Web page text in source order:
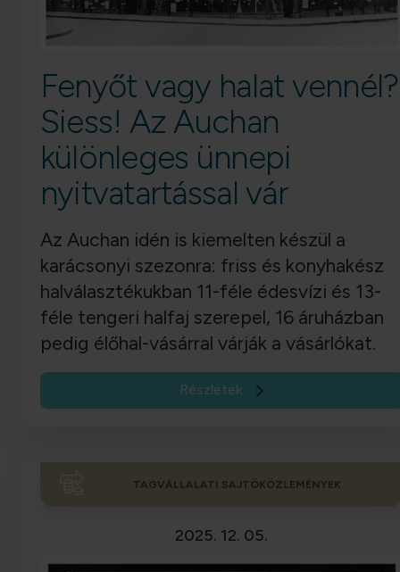
Fenyőt vagy halat vennél?
Siess! Az Auchan
különleges ünnepi
nyitvatartással vár
Az Auchan idén is kiemelten készül a
karácsonyi szezonra: friss és konyhakész
halválasztékukban 11-féle édesvízi és 13-
féle tengeri halfaj szerepel, 16 áruházban
pedig élőhal-vásárral várják a vásárlókat.
Részletek
TAGVÁLLALATI SAJTÖKÖZLEMÉNYEK
2025. 12. 05.